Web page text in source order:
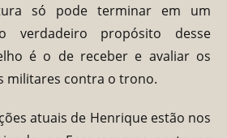
só pode terminar em um
verdadeiro propósito desse
é o de receber e avaliar os
militares contra o trono.
atuais de Henrique estão nos